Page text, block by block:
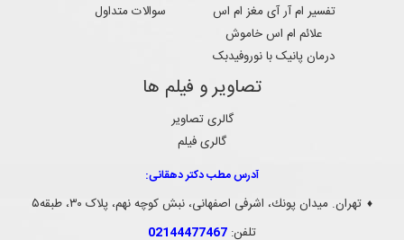
تفسیر ام آر آی مغز ام اس
علائم ام اس خاموش
درمان پانیک با نوروفیدبک
سوالات متداول
تصاویر و فیلم ها
گالری تصاویر
گالری فیلم
آدرس مطب دکتر دهقانی:
♦ تهران. ميدان پونك، اشرفی اصفهانی، نبش کوچه نهم، پلاک ۳۰، طبقه۵
تلفن: 02144477467